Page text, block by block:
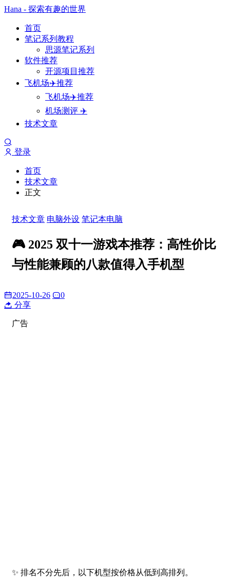
Hana - 探索有趣的世界
首页
笔记系列教程
思源笔记系列
软件推荐
开源项目推荐
飞机场✈️推荐
飞机场✈️推荐
机场测评 ✈️
技术文章
登录
首页
技术文章
正文
技术文章 电脑外设 笔记本电脑
🎮 2025 双十一游戏本推荐：高性价比
与性能兼顾的八款值得入手机型
2025-10-26
0
分享
广告
✨ 排名不分先后，以下机型按价格从低到高排列。